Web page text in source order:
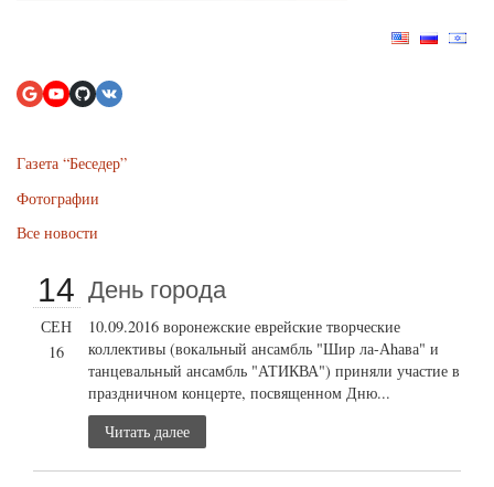
Газета “Беседер”
Фотографии
Все новости
14
СЕН
16
День города
10.09.2016 воронежские еврейские творческие
коллективы (вокальный ансамбль "Шир ла-Аhава" и
танцевальный ансамбль "АТИКВА") приняли участие в
праздничном концерте, посвященном Дню...
Читать далее